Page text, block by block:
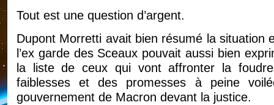
Tout est une question d’argent.
Dupont Morretti avait bien résumé la situation
l’ex garde des Sceaux pouvait aussi bien
la liste de ceux qui vont affronter la foudre
faiblesses et des promesses à peine
gouvernement de Macron devant la justice.